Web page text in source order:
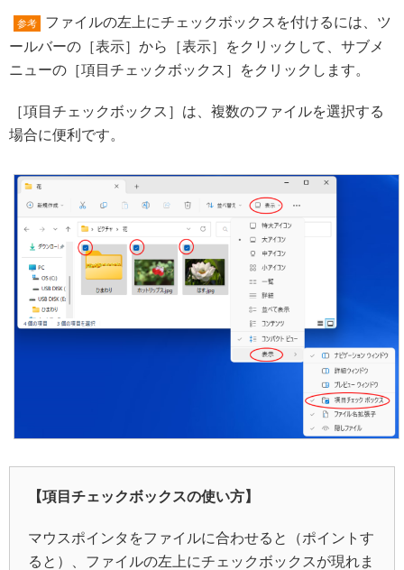
参考
ファイルの左上にチェックボックスを付けるには、ツ
ールバーの［表示］から［表示］をクリックして、サブメ
ニューの［項目チェックボックス］をクリックします。
［項目チェックボックス］は、複数のファイルを選択する
場合に便利です。
【項目チェックボックスの使い方】
マウスポインタをファイルに合わせると（ポイントす
ると）、ファイルの左上にチェックボックスが現れま